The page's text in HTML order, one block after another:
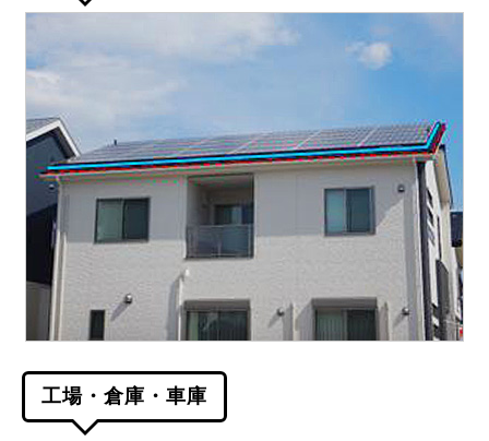
工場・倉庫・車庫